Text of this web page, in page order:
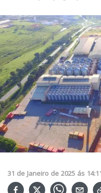
31 de Janeiro de 2025 ás